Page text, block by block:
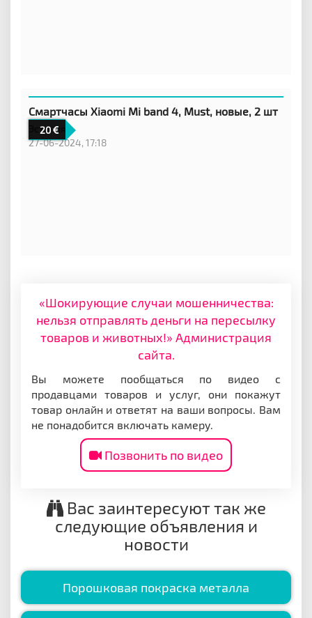
20
Смартчасы Xiaomi Mi band 4, Must, новые, 2 шт
Эстония,
27-06-2024, 17:18
«Шокирующие случаи мошенничества:
нельзя отправлять деньги на пересылку
товаров и животных!» Администрация
сайта.
Вы можете пообщаться по видео с
продавцами товаров и услуг, они покажут
товар онлайн и ответят на ваши вопросы. Вам
не понадобится включать камеру.
Позвонить по видео
Вас заинтересуют так же
следующие объявления и
новости
Порошковая покраска металла